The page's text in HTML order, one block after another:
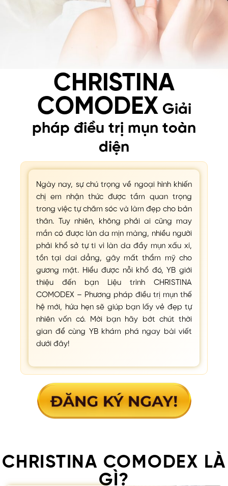
CHRISTINA
COMODEX Giải
pháp điều trị mụn toàn
diện
Ngày nay, sự chú trọng về ngoại hình khiến
chị em nhận thức được tầm quan trọng
trong việc tự chăm sóc và làm đẹp cho bản
thân. Tuy nhiên, không phải ai cũng may
mắn có được làn da mịn màng, nhiều người
phải khổ sở tự ti vì làn da đầy mụn xấu xí,
tồn tại dai dẳng, gây mất thẩm mỹ cho
gương mặt. Hiểu được nỗi khổ đó, YB giới
thiệu đến bạn Liệu trình CHRISTINA
COMODEX – Phương pháp điều trị mụn thế
hệ mới, hứa hẹn sẽ giúp bạn lấy vẻ đẹp tự
nhiên vốn có. Mời bạn hãy bớt chút thời
gian để cùng YB khám phá ngay bài viết
dưới đây!
CHRISTINA COMODEX LÀ
GÌ?